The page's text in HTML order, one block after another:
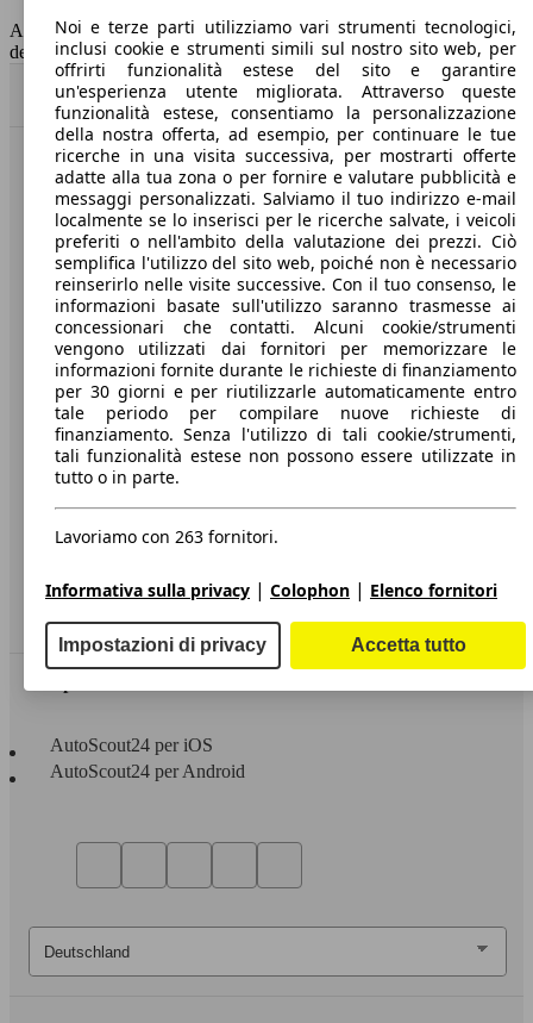
AutoScout24 non si assume alcuna responsabilità per la correttezza
dei dati.
Torna su
Benvenuti su AutoScout24, il mercato auto europeo.
Società
A proposito di AutoScout24
Stampa
Media
Condizioni generali
Informazioni
Dichiarazione di Accessibilità
Servizi
Area rivenditori
AutoScout24 per iOS
AutoScout24 per Android
Noi e terze parti utilizziamo vari strumenti tecnologici,
inclusi cookie e strumenti simili sul nostro sito web, per
offrirti funzionalità estese del sito e garantire
un'esperienza utente migliorata. Attraverso queste
funzionalità estese, consentiamo la personalizzazione
della nostra offerta, ad esempio, per continuare le tue
ricerche in una visita successiva, per mostrarti offerte
adatte alla tua zona o per fornire e valutare pubblicità e
messaggi personalizzati. Salviamo il tuo indirizzo e-mail
localmente se lo inserisci per le ricerche salvate, i veicoli
preferiti o nell'ambito della valutazione dei prezzi. Ciò
semplifica l'utilizzo del sito web, poiché non è necessario
reinserirlo nelle visite successive. Con il tuo consenso, le
informazioni basate sull'utilizzo saranno trasmesse ai
concessionari che contatti. Alcuni cookie/strumenti
vengono utilizzati dai fornitori per memorizzare le
informazioni fornite durante le richieste di finanziamento
per 30 giorni e per riutilizzarle automaticamente entro
tale periodo per compilare nuove richieste di
finanziamento. Senza l'utilizzo di tali cookie/strumenti,
tali funzionalità estese non possono essere utilizzate in
tutto o in parte.
Lavoriamo con 263 fornitori.
Informativa sulla privacy | Colophon | Elenco fornitori
Impostazioni di privacy Accetta tutto